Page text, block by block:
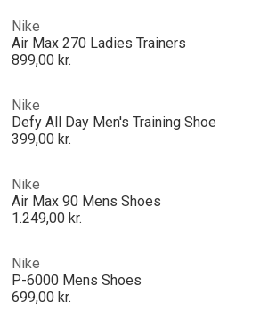
Nike
Air Max 270 Ladies Trainers
899,00 kr.
Nike
Defy All Day Men's Training Shoe
399,00 kr.
Nike
Air Max 90 Mens Shoes
1.249,00 kr.
Nike
P-6000 Mens Shoes
699,00 kr.